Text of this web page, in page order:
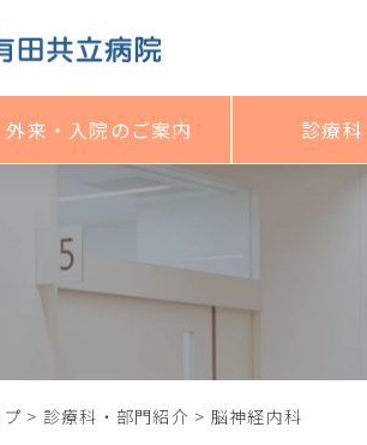
外来・入院のご案内 診療
> 診療科・部門紹介 > 脳神経内科